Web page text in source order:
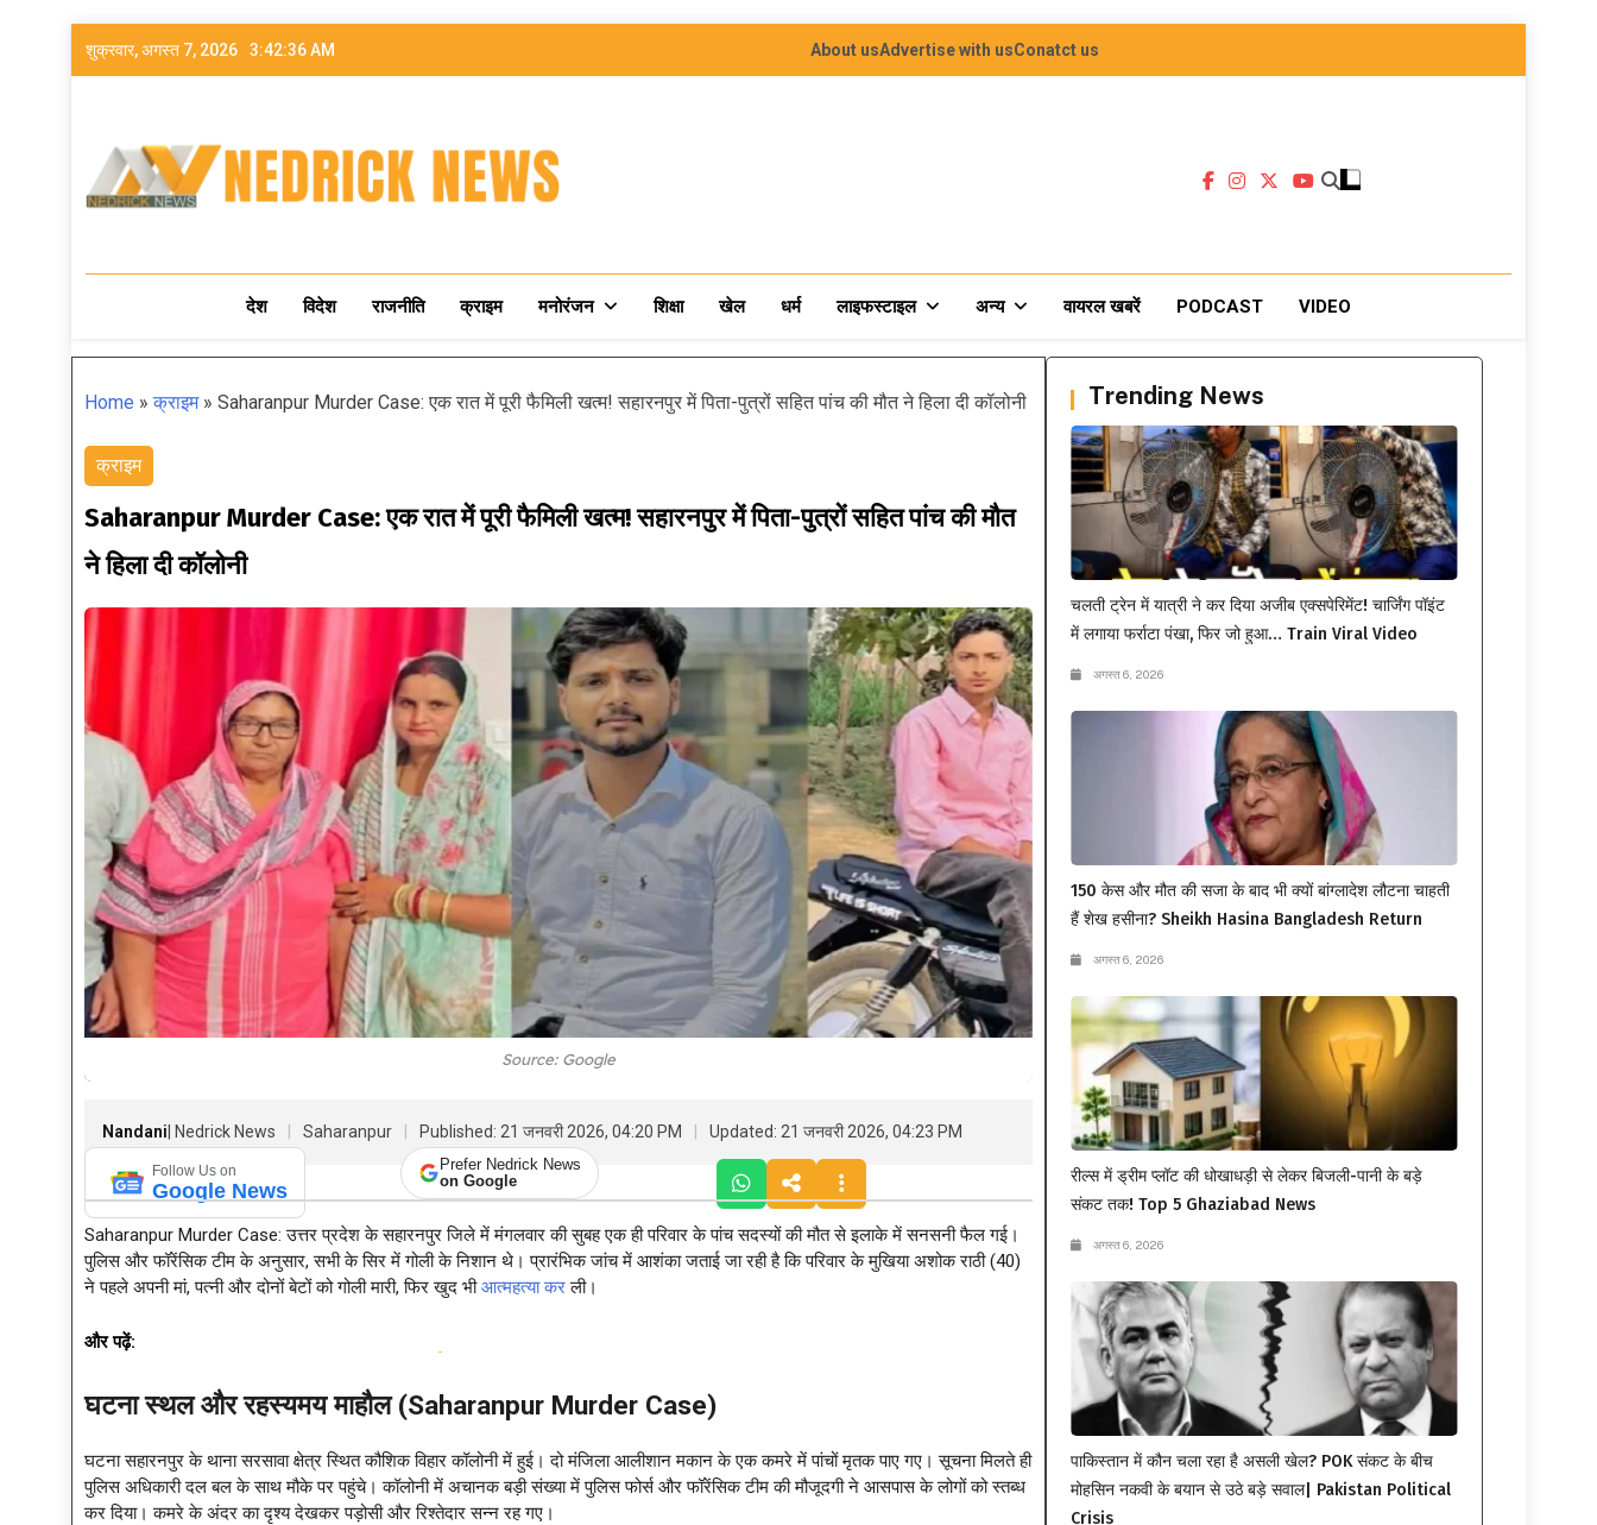
शुक्रवार, अगस्त 7, 2026 3:42:37 AM About usAdvertise with usConatct us
NEDRICK NEWS
देश विदेश राजनीति क्राइम मनोरंजन शिक्षा खेल धर्म लाइफस्टाइल अन्य वायरल खबरें PODCAST VIDEO
Home »क्राइम» Saharanpur Murder Case: एक रात में पूरी फैमिली खत्म! सहारनपुर में पिता-पुत्रों सहित पांच की मौत ने हिला दी कॉलोनी
क्राइम
Saharanpur Murder Case: एक रात में पूरी फैमिली खत्म! सहारनपुर में पिता-पुत्रों सहित पांच की मौत
ने हिला दी कॉलोनी
Source: Google
Nandani | Nedrick News Saharanpur Published: 21 जनवरी 2026, 04:20 PM Updated: 21 जनवरी 2026, 04:23 PM
Follow Us on
Google News
Prefer Nedrick News
on Google
Saharanpur Murder Case: उत्तर प्रदेश के सहारनपुर जिले में मंगलवार की सुबह एक ही परिवार के पांच सदस्यों की मौत से इलाके में सनसनी फैल गई।
पुलिस और फॉरेंसिक टीम के अनुसार, सभी के सिर में गोली के निशान थे। प्रारंभिक जांच में आशंका जताई जा रही है कि परिवार के मुखिया अशोक राठी (40)
ने पहले अपनी मां, पत्नी और दोनों बेटों को गोली मारी, फिर खुद भीआत्महत्या करली।
और पढ़ें:
घटना स्थल और रहस्यमय माहौल (Saharanpur Murder Case)
घटना सहारनपुर के थाना सरसावा क्षेत्र स्थित कौशिक विहार कॉलोनी में हुई। दो मंजिला आलीशान मकान के एक कमरे में पांचों मृतक पाए गए। सूचना मिलते ही
पुलिस अधिकारी दल बल के साथ मौके पर पहुंचे। कॉलोनी में अचानक बड़ी संख्या में पुलिस फोर्स और फॉरेंसिक टीम की मौजूदगी ने आसपास के लोगों को स्तब्ध
कर दिया। कमरे के अंदर का दृश्य देखकर पड़ोसी और रिश्तेदार सन्न रह गए।
Trending News
चलती ट्रेन में यात्री ने कर दिया अजीब एक्सपेरिमेंट! चार्जिंग पॉइंट
में लगाया फर्राटा पंखा, फिर जो हुआ… Train Viral Video
अगस्त 6, 2026
150 केस और मौत की सजा के बाद भी क्यों बांग्लादेश लौटना चाहती
हैं शेख हसीना? Sheikh Hasina Bangladesh Return
अगस्त 6, 2026
रील्स में ड्रीम प्लॉट की धोखाधड़ी से लेकर बिजली-पानी के बड़े
संकट तक! Top 5 Ghaziabad News
अगस्त 6, 2026
पाकिस्तान में कौन चला रहा है असली खेल? POK संकट के बीच
मोहसिन नकवी के बयान से उठे बड़े सवाल| Pakistan Political
Crisis